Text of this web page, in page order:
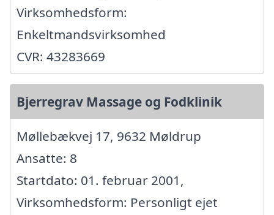
Virksomhedsform:
Enkeltmandsvirksomhed
CVR: 43283669
Bjerregrav Massage og Fodklinik
Møllebækvej 17, 9632 Møldrup
Ansatte: 8
Startdato: 01. februar 2001,
Virksomhedsform: Personligt ejet